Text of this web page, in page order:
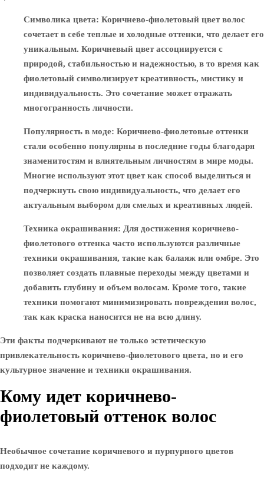
Символика цвета: Коричнево-фиолетовый цвет волос
сочетает в себе теплые и холодные оттенки, что делает его
уникальным. Коричневый цвет ассоциируется с
природой, стабильностью и надежностью, в то время как
фиолетовый символизирует креативность, мистику и
индивидуальность. Это сочетание может отражать
многогранность личности.
Популярность в моде: Коричнево-фиолетовые оттенки
стали особенно популярны в последние годы благодаря
знаменитостям и влиятельным личностям в мире моды.
Многие используют этот цвет как способ выделиться и
подчеркнуть свою индивидуальность, что делает его
актуальным выбором для смелых и креативных людей.
Техника окрашивания: Для достижения коричнево-
фиолетового оттенка часто используются различные
техники окрашивания, такие как балаяж или омбре. Это
позволяет создать плавные переходы между цветами и
добавить глубину и объем волосам. Кроме того, такие
техники помогают минимизировать повреждения волос,
так как краска наносится не на всю длину.
Эти факты подчеркивают не только эстетическую
привлекательность коричнево-фиолетового цвета, но и его
культурное значение и техники окрашивания.
Кому идет коричнево-
фиолетовый оттенок волос
Необычное сочетание коричневого и пурпурного цветов
подходит не каждому.